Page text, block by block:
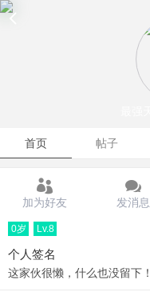
首页 帖子
加为好友 发消息
0岁 Lv.8
个人签名
这家伙很懒，什么也没留下！